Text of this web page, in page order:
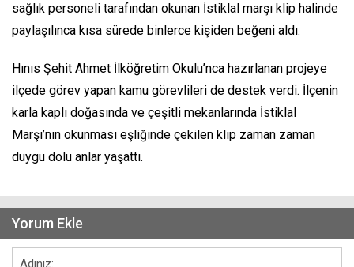
sağlık personeli tarafından okunan İstiklal marşı klip halinde
paylaşılınca kısa sürede binlerce kişiden beğeni aldı.
Hınıs Şehit Ahmet İlköğretim Okulu’nca hazırlanan projeye
ilçede görev yapan kamu görevlileri de destek verdi. İlçenin
karla kaplı doğasında ve çeşitli mekanlarında İstiklal
Marşı’nın okunması eşliğinde çekilen klip zaman zaman
duygu dolu anlar yaşattı.
Yorum Ekle